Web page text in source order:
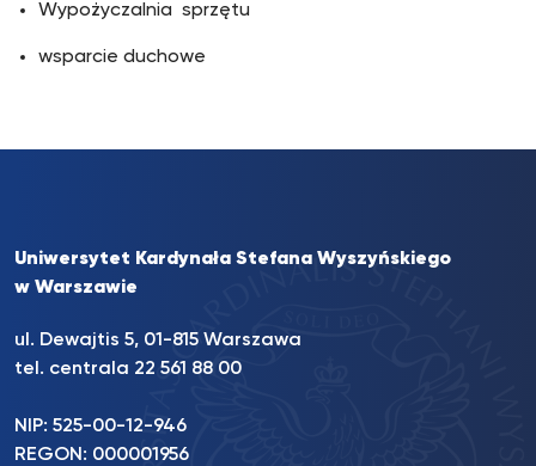
Wypożyczalnia sprzętu
wsparcie duchowe
Uniwersytet Kardynała Stefana Wyszyńskiego
w Warszawie
ul. Dewajtis 5, 01-815 Warszawa
tel. centrala 22 561 88 00
NIP: 525-00-12-946
REGON: 000001956